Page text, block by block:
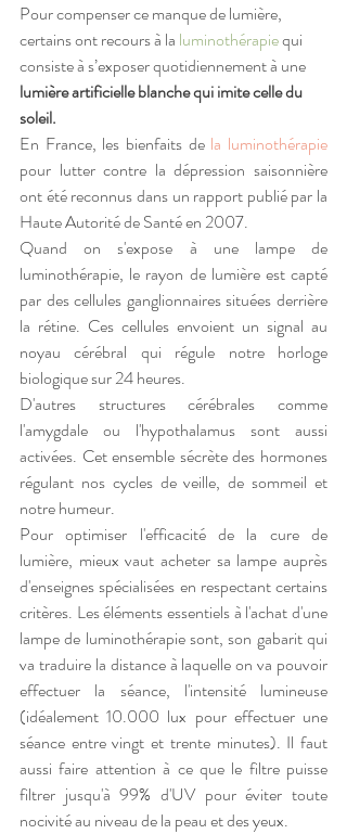
Pour compenser ce manque de lumière,
certains ont recours à la luminothérapie qui
consiste à s’exposer quotidiennement à une
lumière artificielle blanche qui imite celle du
soleil.
En France, les bienfaits de la luminothérapie
pour lutter contre la dépression saisonnière
ont été reconnus dans un rapport publié par la
Haute Autorité de Santé en 2007.
Quand on s'expose à une lampe de
luminothérapie, le rayon de lumière est capté
par des cellules ganglionnaires situées derrière
la rétine. Ces cellules envoient un signal au
noyau cérébral qui régule notre horloge
biologique sur 24 heures.
D'autres structures cérébrales comme
l'amygdale ou l'hypothalamus sont aussi
activées. Cet ensemble sécrète des hormones
régulant nos cycles de veille, de sommeil et
notre humeur.
Pour optimiser l'efficacité de la cure de
lumière, mieux vaut acheter sa lampe auprès
d'enseignes spécialisées en respectant certains
critères. Les éléments essentiels à l'achat d'une
lampe de luminothérapie sont, son gabarit qui
va traduire la distance à laquelle on va pouvoir
effectuer la séance, l'intensité lumineuse
(idéalement 10.000 lux pour effectuer une
séance entre vingt et trente minutes). Il faut
aussi faire attention à ce que le filtre puisse
filtrer jusqu'à 99% d'UV pour éviter toute
nocivité au niveau de la peau et des yeux.